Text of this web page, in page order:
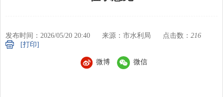
发布时间：2026/05/20 20:40 来源：市水利局 点击数： 216
[打印]
微博 微信